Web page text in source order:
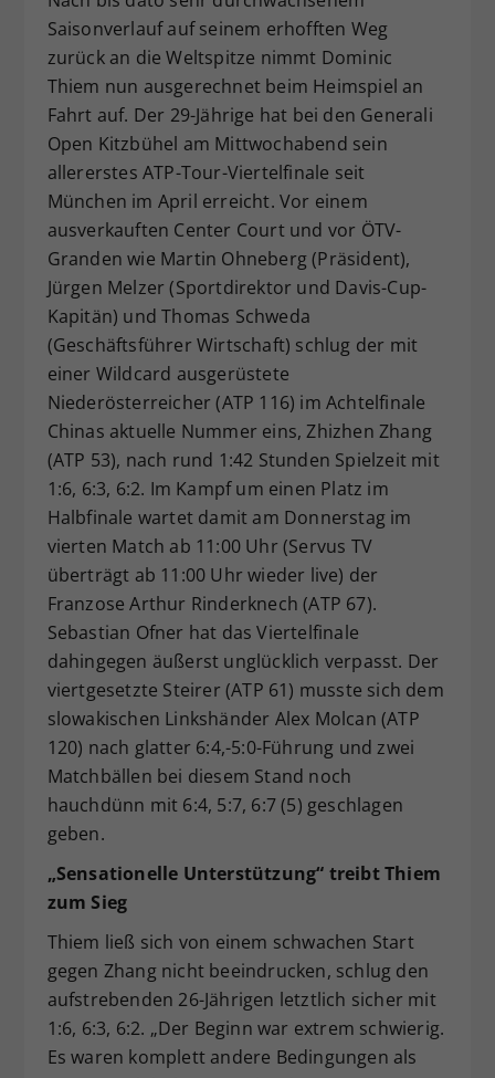
Saisonverlauf auf seinem erhofften Weg
zurück an die Weltspitze nimmt Dominic
Thiem nun ausgerechnet beim Heimspiel an
Fahrt auf. Der 29-Jährige hat bei den Generali
Open Kitzbühel am Mittwochabend sein
allererstes ATP-Tour-Viertelfinale seit
München im April erreicht. Vor einem
ausverkauften Center Court und vor ÖTV-
Granden wie Martin Ohneberg (Präsident),
Jürgen Melzer (Sportdirektor und Davis-Cup-
Kapitän) und Thomas Schweda
(Geschäftsführer Wirtschaft) schlug der mit
einer Wildcard ausgerüstete
Niederösterreicher (ATP 116) im Achtelfinale
Chinas aktuelle Nummer eins, Zhizhen Zhang
(ATP 53), nach rund 1:42 Stunden Spielzeit mit
1:6, 6:3, 6:2. Im Kampf um einen Platz im
Halbfinale wartet damit am Donnerstag im
vierten Match ab 11:00 Uhr (Servus TV
überträgt ab 11:00 Uhr wieder live) der
Franzose Arthur Rinderknech (ATP 67).
Sebastian Ofner hat das Viertelfinale
dahingegen äußerst unglücklich verpasst. Der
viertgesetzte Steirer (ATP 61) musste sich dem
slowakischen Linkshänder Alex Molcan (ATP
120) nach glatter 6:4,-5:0-Führung und zwei
Matchbällen bei diesem Stand noch
hauchdünn mit 6:4, 5:7, 6:7 (5) geschlagen
geben.
„Sensationelle Unterstützung“ treibt Thiem
zum Sieg
Thiem ließ sich von einem schwachen Start
gegen Zhang nicht beeindrucken, schlug den
aufstrebenden 26-Jährigen letztlich sicher mit
1:6, 6:3, 6:2. „Der Beginn war extrem schwierig.
Es waren komplett andere Bedingungen als
Zweck
Dieser Wert speichert Ihre Consent-
Einstellungen. Unter anderem eine
zufällig generierte ID, für die
historische Speicherung Ihrer
vorgenommen Einstellungen, falls der
Webseiten-Betreiber dies eingestellt
hat.